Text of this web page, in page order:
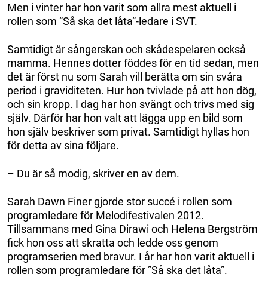
Men i vinter har hon varit som allra mest aktuell i
rollen som ”Så ska det låta”-ledare i SVT.
Samtidigt är sångerskan och skådespelaren också
mamma. Hennes dotter föddes för en tid sedan, men
det är först nu som Sarah vill berätta om sin svåra
period i graviditeten. Hur hon tvivlade på att hon dög,
och sin kropp. I dag har hon svängt och trivs med sig
själv. Därför har hon valt att lägga upp en bild som
hon själv beskriver som privat. Samtidigt hyllas hon
för detta av sina följare.
– Du är så modig, skriver en av dem.
Sarah Dawn Finer gjorde stor succé i rollen som
programledare för Melodifestivalen 2012.
Tillsammans med Gina Dirawi och Helena Bergström
fick hon oss att skratta och ledde oss genom
programserien med bravur. I år har hon varit aktuell i
rollen som programledare för ”Så ska det låta”.